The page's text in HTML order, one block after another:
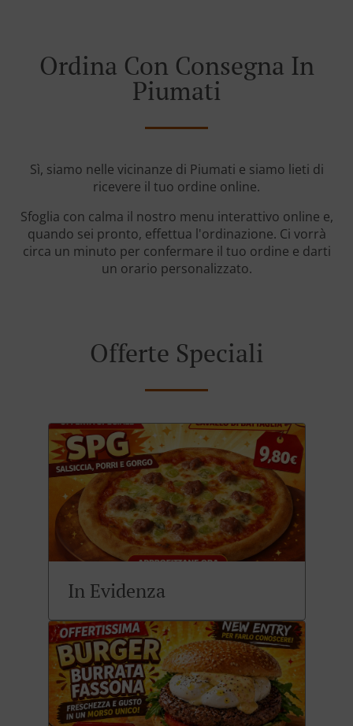
Ordina Con Consegna In
Piumati
Sì, siamo nelle vicinanze di Piumati e siamo lieti di
ricevere il tuo ordine online.
Sfoglia con calma il nostro menu interattivo online e,
quando sei pronto, effettua l'ordinazione. Ci vorrà
circa un minuto per confermare il tuo ordine e darti
un orario personalizzato.
Offerte Speciali
In Evidenza